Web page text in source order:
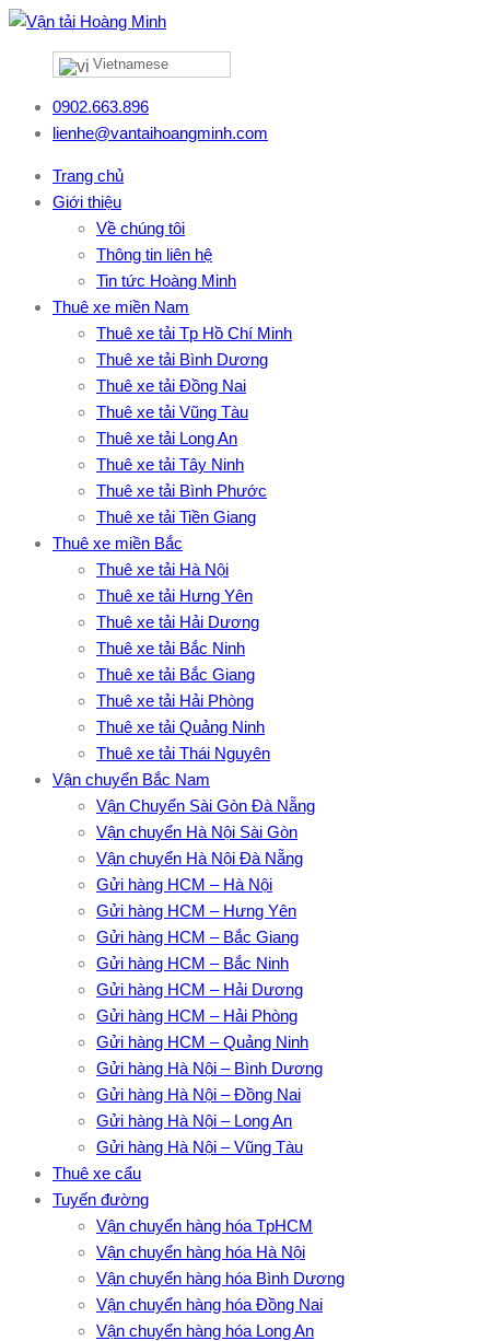
Vietnamese
0902.663.896
lienhe@vantaihoangminh.com
Trang chủ
Giới thiệu
Về chúng tôi
Thông tin liên hệ
Tin tức Hoàng Minh
Thuê xe miền Nam
Thuê xe tải Tp Hồ Chí Minh
Thuê xe tải Bình Dương
Thuê xe tải Đồng Nai
Thuê xe tải Vũng Tàu
Thuê xe tải Long An
Thuê xe tải Tây Ninh
Thuê xe tải Bình Phước
Thuê xe tải Tiền Giang
Thuê xe miền Bắc
Thuê xe tải Hà Nội
Thuê xe tải Hưng Yên
Thuê xe tải Hải Dương
Thuê xe tải Bắc Ninh
Thuê xe tải Bắc Giang
Thuê xe tải Hải Phòng
Thuê xe tải Quảng Ninh
Thuê xe tải Thái Nguyên
Vận chuyển Bắc Nam
Vận Chuyển Sài Gòn Đà Nẵng
Vận chuyển Hà Nội Sài Gòn
Vận chuyển Hà Nội Đà Nẵng
Gửi hàng HCM – Hà Nội
Gửi hàng HCM – Hưng Yên
Gửi hàng HCM – Bắc Giang
Gửi hàng HCM – Bắc Ninh
Gửi hàng HCM – Hải Dương
Gửi hàng HCM – Hải Phòng
Gửi hàng HCM – Quảng Ninh
Gửi hàng Hà Nội – Bình Dương
Gửi hàng Hà Nội – Đồng Nai
Gửi hàng Hà Nội – Long An
Gửi hàng Hà Nội – Vũng Tàu
Thuê xe cẩu
Tuyến đường
Vận chuyển hàng hóa TpHCM
Vận chuyển hàng hóa Hà Nội
Vận chuyển hàng hóa Bình Dương
Vận chuyển hàng hóa Đồng Nai
Vận chuyển hàng hóa Long An